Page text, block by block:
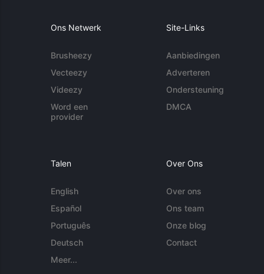
Ons Netwerk
Brusheezy
Vecteezy
Videezy
Word een
provider
Site-Links
Aanbiedingen
Adverteren
Ondersteuning
DMCA
Talen
English
Español
Português
Deutsch
Meer...
Over Ons
Over ons
Ons team
Onze blog
Contact